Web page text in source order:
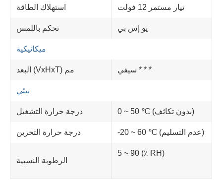
استهلاك الطاقة تيار مستمر 12 فولت
تحكم باللمس يو إس بي
ميكانيكية
البعد (VxHxT) مم سيفي * * *
بيئي
درجة حرارة التشغيل 0 ~ 50 ℃ (بدون تكاثف)
درجة حرارة التخزين -20 ~ 60 ℃ (عدم التسليم)
الرطوبة النسبية
5 ~ 90 (٪ RH)